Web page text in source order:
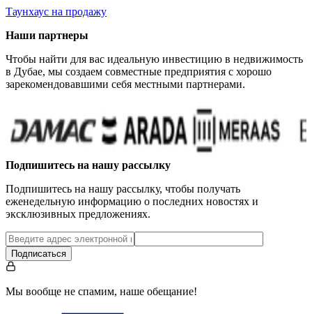
Таунхаус на продажу
Наши партнеры
Чтобы найти для вас идеальную инвестицию в недвижимость
в Дубае, мы создаем совместные предприятия с хорошо
зарекомендовавшими себя местными партнерами.
Подпишитесь на нашу рассылку
Подпишитесь на нашу рассылку, чтобы получать
еженедельную информацию о последних новостях и
эксклюзивных предложениях.
Подписаться
Мы вообще не спамим, наше обещание!